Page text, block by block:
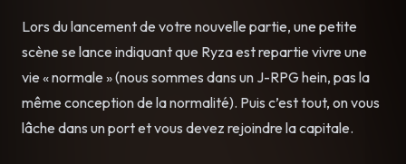
Lors du lancement de votre nouvelle partie, une petite
scène se lance indiquant que Ryza est repartie vivre une
vie « normale » (nous sommes dans un J-RPG hein, pas la
même conception de la normalité). Puis c’est tout, on vous
lâche dans un port et vous devez rejoindre la capitale.